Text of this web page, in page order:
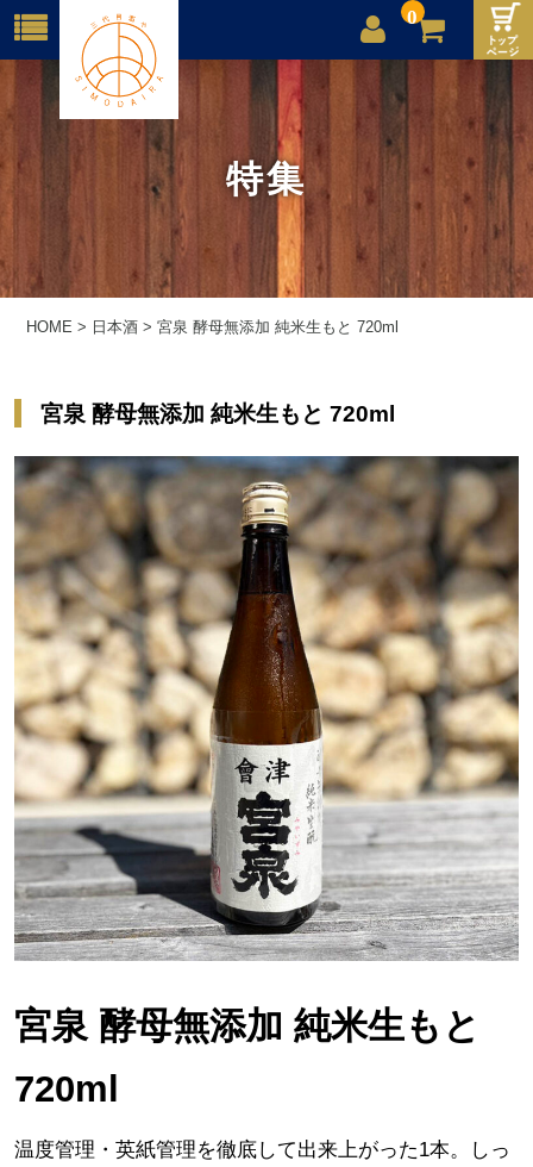
0
店舗案内
ご利用案内
送料
お問合せ
特集
HOME > 日本酒 >宮泉 酵母無添加 純米生もと 720ml
宮泉 酵母無添加 純米生もと 720ml
宮泉 酵母無添加 純米生もと
720ml
温度管理・英紙管理を徹底して出来上がった1本。しっ